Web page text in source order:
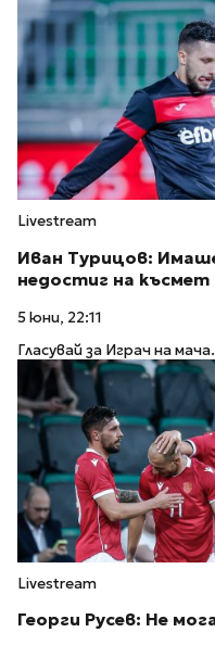
Livestream
Иван Турицов:
недостиг на късмет
5 юни, 22:11
Гласувай за Играч на
Livestream
Георги Русев: Не